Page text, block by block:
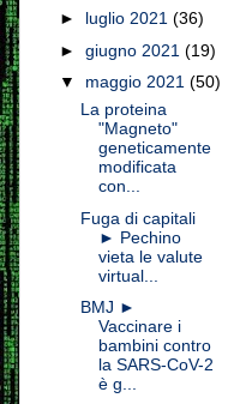
► luglio 2021 (36)
► giugno 2021 (19)
▼ maggio 2021 (50)
La proteina
"Magneto"
geneticamente
modificata
con...
Fuga di capitali
► Pechino
vieta le valute
virtual...
BMJ ►
Vaccinare i
bambini contro
la SARS-CoV-2
è g...